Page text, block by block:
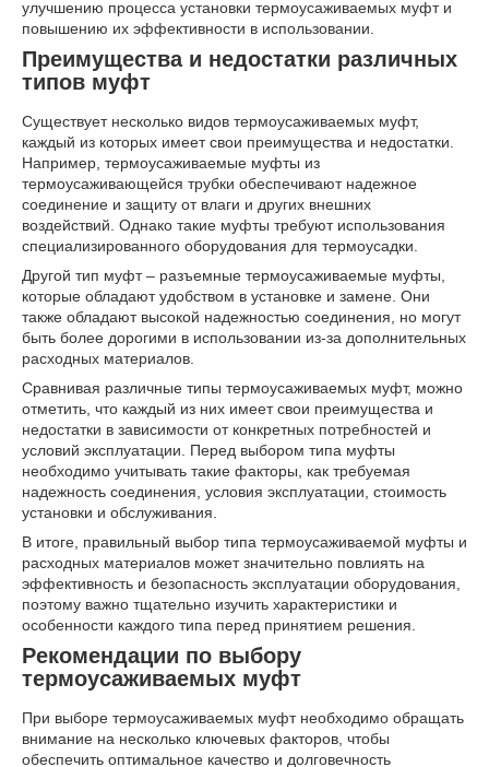
улучшению процесса установки термоусаживаемых муфт и
повышению их эффективности в использовании.
Преимущества и недостатки различных
типов муфт
Существует несколько видов термоусаживаемых муфт,
каждый из которых имеет свои преимущества и недостатки.
Например, термоусаживаемые муфты из
термоусаживающейся трубки обеспечивают надежное
соединение и защиту от влаги и других внешних
воздействий. Однако такие муфты требуют использования
специализированного оборудования для термоусадки.
Другой тип муфт – разъемные термоусаживаемые муфты,
которые обладают удобством в установке и замене. Они
также обладают высокой надежностью соединения, но могут
быть более дорогими в использовании из-за дополнительных
расходных материалов.
Сравнивая различные типы термоусаживаемых муфт, можно
отметить, что каждый из них имеет свои преимущества и
недостатки в зависимости от конкретных потребностей и
условий эксплуатации. Перед выбором типа муфты
необходимо учитывать такие факторы, как требуемая
надежность соединения, условия эксплуатации, стоимость
установки и обслуживания.
В итоге, правильный выбор типа термоусаживаемой муфты и
расходных материалов может значительно повлиять на
эффективность и безопасность эксплуатации оборудования,
поэтому важно тщательно изучить характеристики и
особенности каждого типа перед принятием решения.
Рекомендации по выбору
термоусаживаемых муфт
При выборе термоусаживаемых муфт необходимо обращать
внимание на несколько ключевых факторов, чтобы
обеспечить оптимальное качество и долговечность